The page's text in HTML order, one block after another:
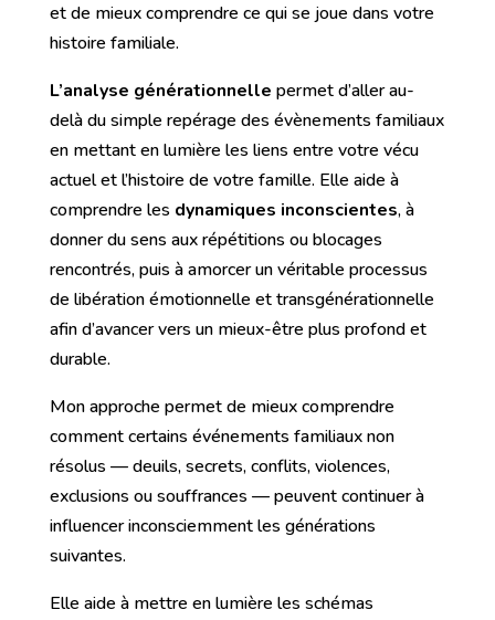
et de mieux comprendre ce qui se joue dans votre
histoire familiale.
L’analyse générationnelle permet d’aller au-
delà du simple repérage des évènements familiaux
en mettant en lumière les liens entre votre vécu
actuel et l’histoire de votre famille. Elle aide à
comprendre les dynamiques inconscientes, à
donner du sens aux répétitions ou blocages
rencontrés, puis à amorcer un véritable processus
de libération émotionnelle et transgénérationnelle
afin d’avancer vers un mieux-être plus profond et
durable.
Mon approche permet de mieux comprendre
comment certains événements familiaux non
résolus — deuils, secrets, conflits, violences,
exclusions ou souffrances — peuvent continuer à
influencer inconsciemment les générations
suivantes.
Elle aide à mettre en lumière les schémas